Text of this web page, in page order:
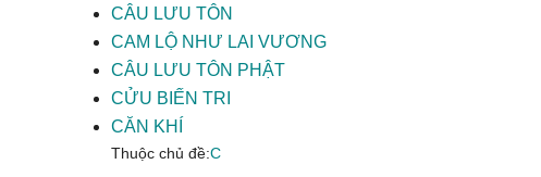
CÂU LƯU TÔN
CAM LỘ NHƯ LAI VƯƠNG
CÂU LƯU TÔN PHẬT
CỬU BIẾN TRI
CĂN KHÍ
Thuộc chủ đề:C